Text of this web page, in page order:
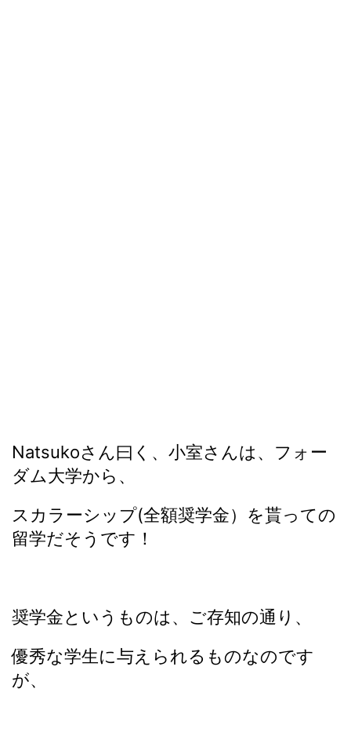
Natsukoさん曰く、小室さんは、フォー
ダム大学から、
スカラーシップ(全額奨学金）を貰っての
留学だそうです！
奨学金というものは、ご存知の通り、
優秀な学生に与えられるものなのです
が、